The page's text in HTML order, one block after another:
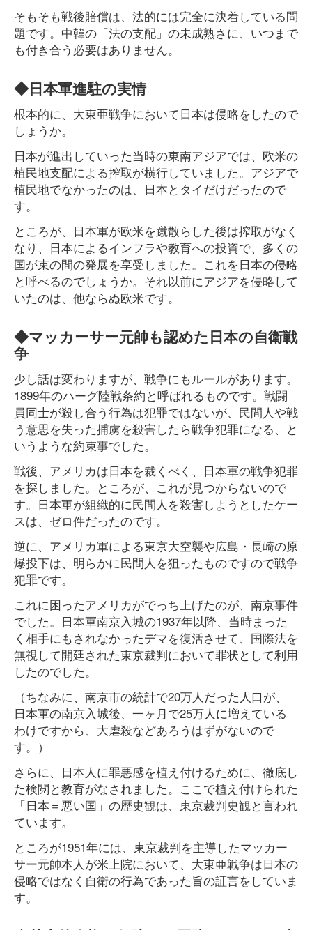
そもそも戦後賠償は、法的には完全に決着している問
題です。中韓の「法の支配」の未成熟さに、いつまで
も付き合う必要はありません。
◆日本軍進駐の実情
根本的に、大東亜戦争において日本は侵略をしたので
しょうか。
日本が進出していった当時の東南アジアでは、欧米の
植民地支配による搾取が横行していました。アジアで
植民地でなかったのは、日本とタイだけだったので
す。
ところが、日本軍が欧米を蹴散らした後は搾取がなく
なり、日本によるインフラや教育への投資で、多くの
国が束の間の発展を享受しました。これを日本の侵略
と呼べるのでしょうか。それ以前にアジアを侵略して
いたのは、他ならぬ欧米です。
◆マッカーサー元帥も認めた日本の自衛戦
争
少し話は変わりますが、戦争にもルールがあります。
1899年のハーグ陸戦条約と呼ばれるものです。戦闘
員同士が殺し合う行為は犯罪ではないが、民間人や戦
う意思を失った捕虜を殺害したら戦争犯罪になる、と
いうような約束事でした。
戦後、アメリカは日本を裁くべく、日本軍の戦争犯罪
を探しました。ところが、これが見つからないので
す。日本軍が組織的に民間人を殺害しようとしたケー
スは、ゼロ件だったのです。
逆に、アメリカ軍による東京大空襲や広島・長崎の原
爆投下は、明らかに民間人を狙ったものですので戦争
犯罪です。
これに困ったアメリカがでっち上げたのが、南京事件
でした。日本軍南京入城の1937年以降、当時まった
く相手にもされなかったデマを復活させて、国際法を
無視して開廷された東京裁判において罪状として利用
したのでした。
（ちなみに、南京市の統計で20万人だった人口が、
日本軍の南京入城後、一ヶ月で25万人に増えている
わけですから、大虐殺などあろうはずがないので
す。）
さらに、日本人に罪悪感を植え付けるために、徹底し
た検閲と教育がなされました。ここで植え付けられた
「日本＝悪い国」の歴史観は、東京裁判史観と言われ
ています。
ところが1951年には、東京裁判を主導したマッカー
サー元帥本人が米上院において、大東亜戦争は日本の
侵略ではなく自衛の行為であった旨の証言をしていま
す。